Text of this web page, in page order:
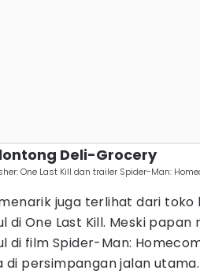
Deli-Grocery
One Last Kill dan trailer Spider-Man:
juga terlihat dari
di One Last Kill. Meski
di film Spider-Man:
di persimpangan jalan